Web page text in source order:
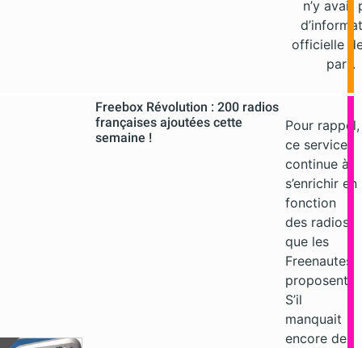
n’y avait
officielle
part.
Freebox Révolution : 200 radios
françaises ajoutées cette
semaine !
Pour rappel,
ce service
continue à
s’enrichir en
fonction
des radios
que les
Freenautes
proposent.
S’il
manquait
encore des